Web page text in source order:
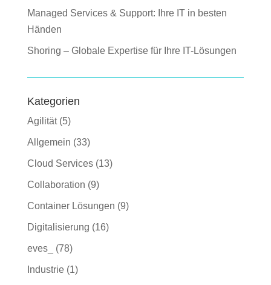
Managed Services & Support: Ihre IT in besten
Händen
Shoring – Globale Expertise für Ihre IT-Lösungen
Kategorien
Agilität(5)
Allgemein (33)
Cloud Services(13)
Collaboration (9)
Container Lösungen (9)
Digitalisierung (16)
eves_ (78)
Industrie(1)